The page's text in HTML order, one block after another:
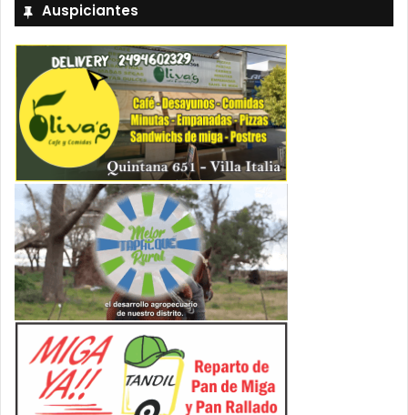
Auspiciantes